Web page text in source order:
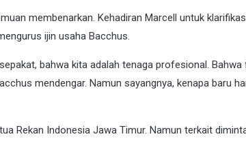
membenarkan. Kehadiran Marcell untuk
ijin usaha Bacchus.
bahwa kita adalah tenaga profesional.
mendengar. Namun sayangnya, kenapa baru
Rekan Indonesia Jawa Timur. Namun terkait